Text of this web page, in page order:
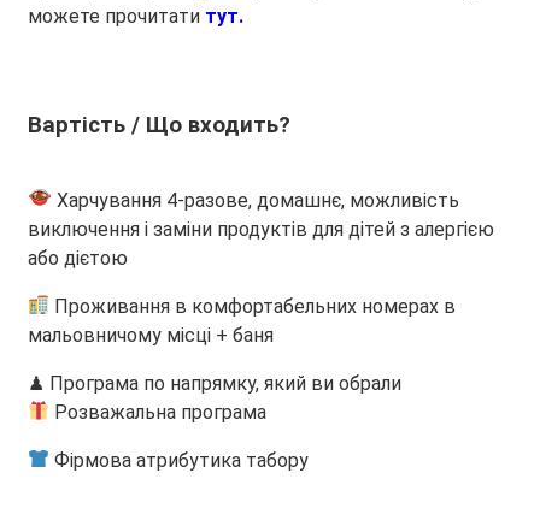
можете прочитати тут.
Вартість / Що входить?
Харчування 4-разове, домашнє, можливість
виключення і заміни продуктів для дітей з алергією
або дієтою
Проживання в комфортабельних номерах в
мальовничому місці + баня
♟ Програма по напрямку, який ви обрали
Розважальна програма
Фірмова атрибутика табору